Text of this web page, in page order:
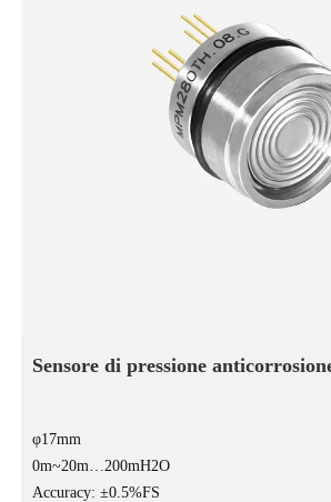
Sensore di pressione
φ17mm
0m~20m…200mH2O
Accuracy: ±0.5%FS